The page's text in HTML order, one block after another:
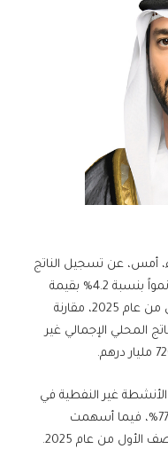
أمس، عن تسجيل الناتج
المحلي الإجمالي الحقيقي لدولة الإمارات نمواً بنسبة 4.2% بقيمة
بلغت 929 مليار درهم، خلال النصف الأول من عام 2025، مقارنة
فيما حقق الناتج المحلي الإجمالي غير
غير النفطية في
الناتج المحلي الإجمالي الحقيقي بلغت 77.5%، فيما أسهمت